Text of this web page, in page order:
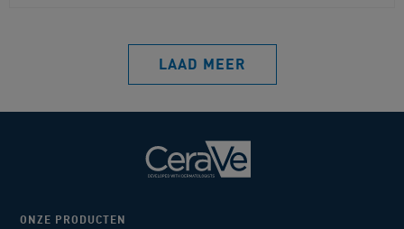
LAAD MEER
ONZE PRODUCTEN